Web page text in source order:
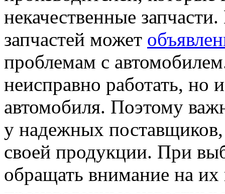
некачественные
запчастей может
проблемам с
неисправно работать, но
автомобиля. Поэтому
у надежных поставщиков,
своей продукции. При
обращать внимание на